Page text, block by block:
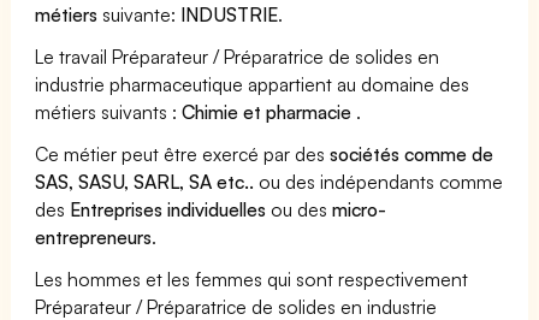
métiers suivante: INDUSTRIE.
Le travail Préparateur / Préparatrice de solides en
industrie pharmaceutique appartient au domaine des
métiers suivants :Chimie et pharmacie .
Ce métier peut être exercé par dessociétés comme de
SAS, SASU, SARL, SA etc.. ou des indépendants comme
des Entreprises individuelles ou desmicro-
entrepreneurs.
Les hommes et les femmes qui sont respectivement
Préparateur / Préparatrice de solides en industrie